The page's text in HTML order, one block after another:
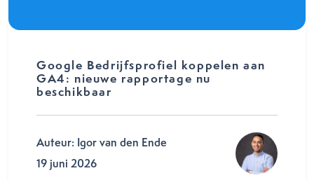
Google Bedrijfsprofiel koppelen aan
GA4: nieuwe rapportage nu
beschikbaar
Auteur: Igor van den Ende
19 juni 2026